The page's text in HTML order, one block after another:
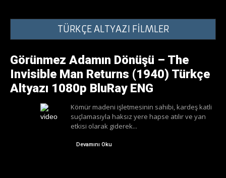
TÜRKÇE ALTYAZI FİLMLER
Görünmez Adamın Dönüşü – The
Invisible Man Returns (1940) Türkçe
Altyazı 1080p BluRay ENG
Kömür madeni işletmesinin sahibi, kardeş katli
suçlamasıyla haksız yere hapse atılır ve yan
etkisi olarak giderek...
Devamını Oku